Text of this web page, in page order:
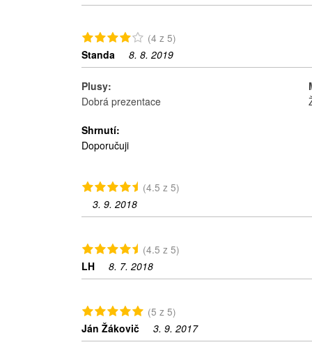
(4 z 5)
Standa
8. 8. 2019
Plusy:
Dobrá prezentace
Shrnutí:
Doporučuji
(4.5 z 5)
3. 9. 2018
(4.5 z 5)
LH
8. 7. 2018
(5 z 5)
Ján Žákovič
3. 9. 2017